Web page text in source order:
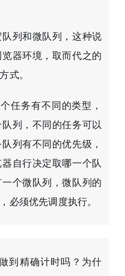
列和微队列，这种说
器环境，取而代之的
式。
任务有不同的类型，
列，不同的任务可以
列有不同的优先级，
自行决定取哪一个队
个微队列，微队列的
必须优先调度执行。
到精确计时吗？为什